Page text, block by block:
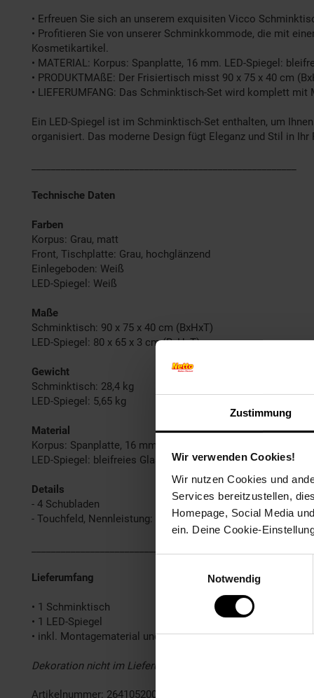
Zustimmung
Wir verwenden Cookies!
Wir nutzen Cookies und
Services bereitzustellen,
Homepage, Social Media
ein. Deine Cookie-
Notwendig
• Erfreuen Sie sich an unserem exquisiten Vicco
• Profitieren Sie von unserer Schminkkommode, die mit
Kosmetikartikel.
• MATERIAL: Korpus: Spanplatte, 16 mm. LED-Spiegel:
• PRODUKTMAßE: Der Frisiertisch misst 90 x 75 x 40 cm
• LIEFERUMFANG: Das Schminktisch-Set wird komplett
Ein LED-Spiegel ist im Schminktisch-Set enthalten, um
organisiert. Das moderne Design fügt Eleganz und Stil in
Technische Daten
Farben
Korpus: Grau, matt
Front, Tischplatte: Grau, hochglänzend
Einlegeboden: Weiß
LED-Spiegel: Weiß
Maße
Schminktisch: 90 x 75 x 40 cm (BxHxT)
LED-Spiegel: 80 x 65 x 3 cm (BxHxT)
Gewicht
Schminktisch: 28,4 kg
LED-Spiegel: 5,65 kg
Material
Korpus: Spanplatte, 16 mm
LED-Spiegel: bleifreies Glas, 4 mm
Details
- 4 Schubladen
- Touchfeld, Nennleistung: 35 W, Nennspannung: 170/250V,
Lieferumfang
• 1 Schminktisch
• 1 LED-Spiegel
• inkl. Montagematerial und -anleitung
Dekoration nicht im Lieferumfang
Artikelnummer: 2641052000